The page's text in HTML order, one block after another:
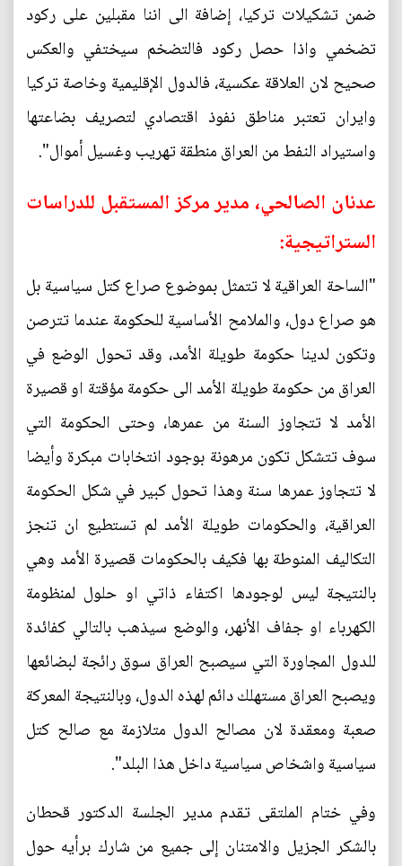
ضمن تشكيلات تركيا، إضافة الى اننا مقبلين على ركود
تضخمي واذا حصل ركود فالتضخم سيختفي والعكس
صحيح لان العلاقة عكسية، فالدول الإقليمية وخاصة تركيا
وايران تعتبر مناطق نفوذ اقتصادي لتصريف بضاعتها
واستيراد النفط من العراق منطقة تهريب وغسيل أموال".
عدنان الصالحي، مدير مركز المستقبل للدراسات
الستراتيجية:
"الساحة العراقية لا تتمثل بموضوع صراع كتل سياسية بل
هو صراع دول، والملامح الأساسية للحكومة عندما تترصن
وتكون لدينا حكومة طويلة الأمد، وقد تحول الوضع في
العراق من حكومة طويلة الأمد الى حكومة مؤقتة او قصيرة
الأمد لا تتجاوز السنة من عمرها، وحتى الحكومة التي
سوف تتشكل تكون مرهونة بوجود انتخابات مبكرة وأيضا
لا تتجاوز عمرها سنة وهذا تحول كبير في شكل الحكومة
العراقية، والحكومات طويلة الأمد لم تستطيع ان تنجز
التكاليف المنوطة بها فكيف بالحكومات قصيرة الأمد وهي
بالنتيجة ليس لوجودها اكتفاء ذاتي او حلول لمنظومة
الكهرباء او جفاف الأنهر، والوضع سيذهب بالتالي كفائدة
للدول المجاورة التي سيصبح العراق سوق رائجة لبضائعها
ويصبح العراق مستهلك دائم لهذه الدول، وبالنتيجة المعركة
صعبة ومعقدة لان مصالح الدول متلازمة مع صالح كتل
سياسية واشخاص سياسية داخل هذا البلد".
وفي ختام الملتقى تقدم مدير الجلسة الدكتور قحطان
بالشكر الجزيل والامتنان إلى جميع من شارك برأيه حول